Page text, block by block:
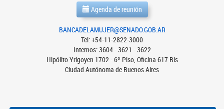
Agenda de reunión
BANCADELAMUJER@SENADO.GOB.AR
Tel: +54-11-2822-3000
Internos: 3604 - 3621 - 3622
Hipólito Yrigoyen 1702 - 6º Piso, Oficina 617 Bis
Ciudad Autónoma de Buenos Aires